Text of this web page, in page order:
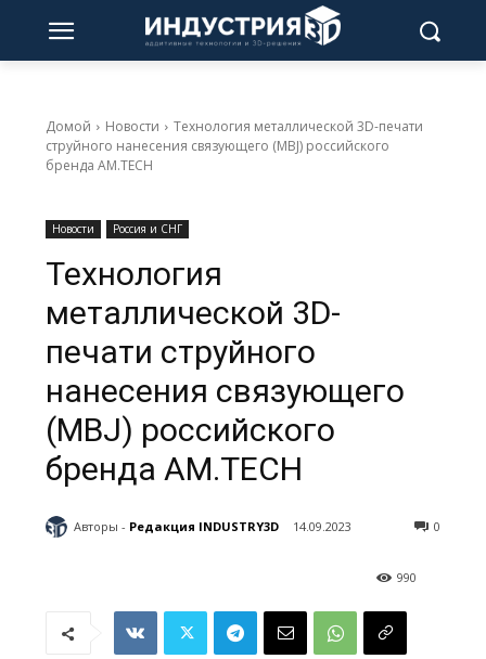
Домой Новости
Технология металлической 3D-печати
струйного нанесения связующего (MBJ) российского
бренда AM.TECH
Новости Россия и СНГ
Технология
металлической 3D-
печати струйного
нанесения связующего
(MBJ) российского
бренда AM.TECH
Авторы - Редакция INDUSTRY3D 14.09.2023 0
990